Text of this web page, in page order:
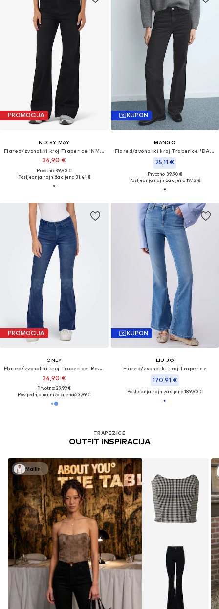
PROMOCIJA
NOISY MAY
Flared/zvonoliki kroj Traperice 'NMRooxy'
34,90 €
Prvotno: 39,90 €
Posljednja najniža cijena:31,41 €
KUPON
MANGO
Flared/zvonoliki kroj Traperice 'DANILA'
25,11 €
Prvotno: 39,90 €
Posljednja najniža cijena:19,12 €
PROMOCIJA
ONLY
Flared/zvonoliki kroj Traperice 'Reese'
24,90 €
Prvotno: 29,99 €
Posljednja najniža cijena:23,99 €
TRAPEZICE
OUTFIT INSPIRACIJA
Mailin
KUPON
LIU JO
Flared/zvonoliki kroj Traperice
170,91 €
Posljednja najniža cijena:189,90 €